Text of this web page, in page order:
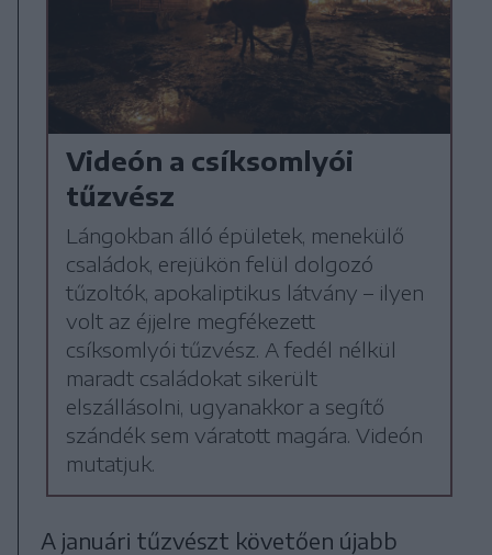
Videón a csíksomlyói
tűzvész
Lángokban álló épületek, menekülő
családok, erejükön felül dolgozó
tűzoltók, apokaliptikus látvány – ilyen
volt az éjjelre megfékezett
csíksomlyói tűzvész. A fedél nélkül
maradt családokat sikerült
elszállásolni, ugyanakkor a segítő
szándék sem váratott magára. Videón
mutatjuk.
A januári tűzvészt követően újabb